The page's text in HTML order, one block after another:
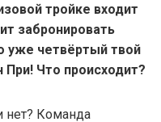
тройке входит
забронировать
уже четвёртый твой
При! Что происходит?
нет? Команда